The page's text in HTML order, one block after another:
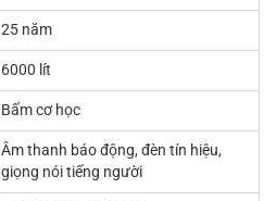
25 năm
6000 lít
Bấm cơ học
Âm thanh báo động, đèn tín hiệu,
giọng nói tiếng người